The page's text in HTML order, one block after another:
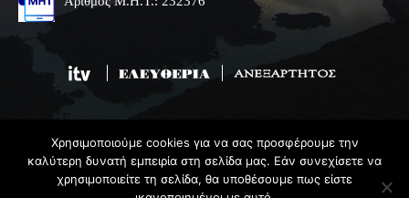
© 2019 Epirus Online
Σχεδιασμός & ΑνάπτυξηAngel Web
Χρησιμοποιούμε cookies για να σας προσφέρουμε την
καλύτερη δυνατή εμπειρία στη σελίδα μας. Εάν συνεχίσετε να
χρησιμοποιείτε τη σελίδα, θα υποθέσουμε πως είστε